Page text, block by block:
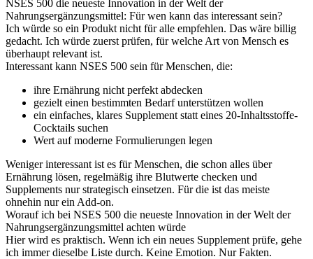
NSES 500 die neueste Innovation in der Welt der
Nahrungsergänzungsmittel: Für wen kann das interessant sein?
Ich würde so ein Produkt nicht für alle empfehlen. Das wäre billig
gedacht. Ich würde zuerst prüfen, für welche Art von Mensch es
überhaupt relevant ist.
Interessant kann NSES 500 sein für Menschen, die:
ihre Ernährung nicht perfekt abdecken
gezielt einen bestimmten Bedarf unterstützen wollen
ein einfaches, klares Supplement statt eines 20-Inhaltsstoffe-
Cocktails suchen
Wert auf moderne Formulierungen legen
Weniger interessant ist es für Menschen, die schon alles über
Ernährung lösen, regelmäßig ihre Blutwerte checken und
Supplements nur strategisch einsetzen. Für die ist das meiste
ohnehin nur ein Add-on.
Worauf ich bei NSES 500 die neueste Innovation in der Welt der
Nahrungsergänzungsmittel achten würde
Hier wird es praktisch. Wenn ich ein neues Supplement prüfe, gehe
ich immer dieselbe Liste durch. Keine Emotion. Nur Fakten.